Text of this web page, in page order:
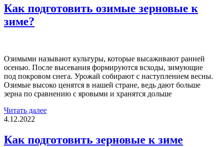
Как подготовить озимые зерновые к
зиме?
Озимыми называют культуры, которые высаживают ранней
осенью. После высевания формируются всходы, зимующие
под покровом снега. Урожай собирают с наступлением весны.
Озимые высоко ценятся в нашей стране, ведь дают больше
зерна по сравнению с яровыми и хранятся дольше
Читать далее
4.12.2022
Как подготовить зерновые к зиме